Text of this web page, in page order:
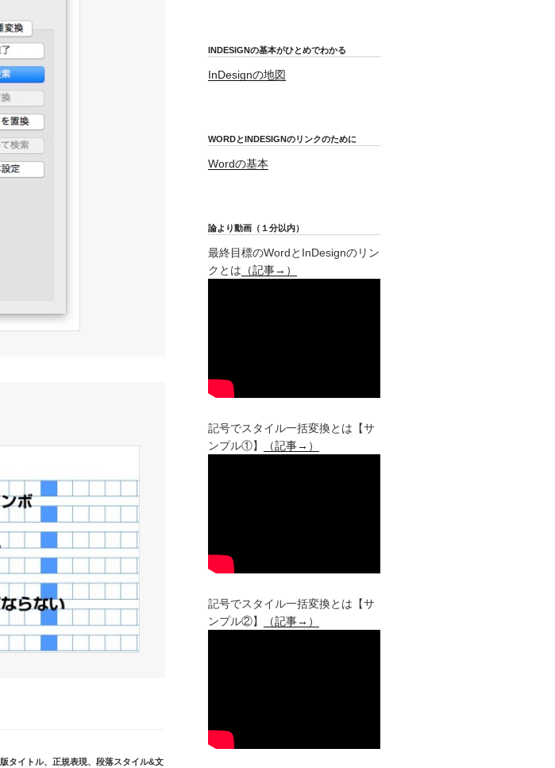
タイトル、 正規表現、 段落スタイル&文
INDESIGNの基本がひとめでわかる
InDesignの地図
WORDとINDESIGNのリンクのために
Wordの基本
論より動画（１分以内）
最終目標のWordとInDesignのリン
クとは （記事→）
記号でスタイル一括変換とは【サ
ンプル①】
（記事→）
記号でスタイル一括変換とは【サ
ンプル②】
（記事→）